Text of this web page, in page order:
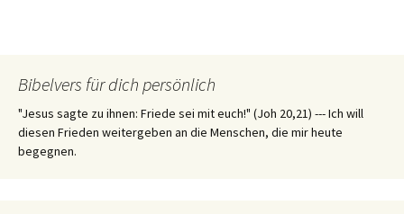
Bibelvers für dich persönlich
"Jesus sagte zu ihnen: Friede sei mit euch!" (Joh 20,21) --- Ich will
diesen Frieden weitergeben an die Menschen, die mir heute
begegnen.